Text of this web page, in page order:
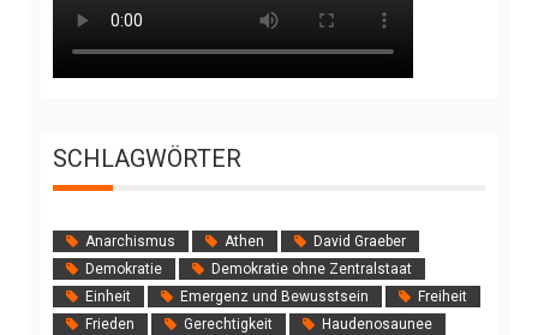
SCHLAGWÖRTER
Anarchismus Athen
David Graeber
Demokratie
Demokratie ohne Zentralstaat
Einheit
Emergenz und Bewusstsein
Freiheit
Frieden
Gerechtigkeit
Haudenosaunee